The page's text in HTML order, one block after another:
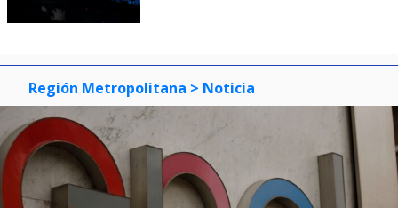
Región Metropolitana > Noticia